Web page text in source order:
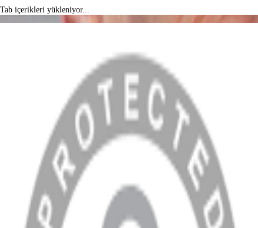
Tab içerikleri yükleniyor...
Anasayfa
Hakkımızda
Blog
MÜŞTERİ HİZMETLERİ
Hesabım
Sipariş Sorgulama
Banka Hesap Bilgileri
YARDIM VE DESTEK